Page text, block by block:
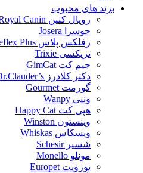
برند های محبوب
رویال کنین Royal Canin
جوسرا Josera
رفلکس پلاس Reflex Plus
تریکسی Trixie
جیم کت GimCat
دکتر کلادرز Dr.Clauder’s
گورمت Gourmet
ونپی Wanpy
هپی کت Happy Cat
وینستون Winston
ویسکاس Whiskas
شسیر Schesir
مونلو Monello
یوروپت Europet